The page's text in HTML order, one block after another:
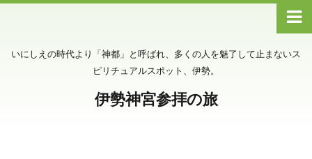
いにしえの時代より「神都」と呼ばれ、多くの人を魅了して止まないス
ピリチュアルスポット、伊勢。
伊勢神宮参拝の旅